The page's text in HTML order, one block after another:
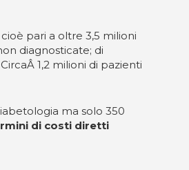
pari a oltre 3,5 milioni
diagnosticate; di
1,2 milioni di pazienti
ma solo 350
di costi diretti